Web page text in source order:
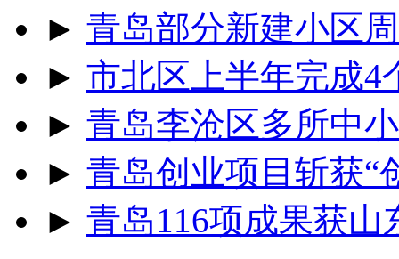
► 青岛部分新建小区
► 市北区上半年完成4
► 青岛李沧区多所中
► 青岛创业项目斩获“
► 青岛116项成果获